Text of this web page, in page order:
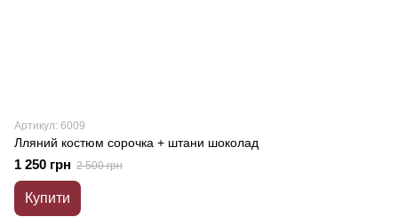
Артикул: 6009
Лляний костюм сорочка + штани шоколад
1 250 грн 2 500 грн
Купити